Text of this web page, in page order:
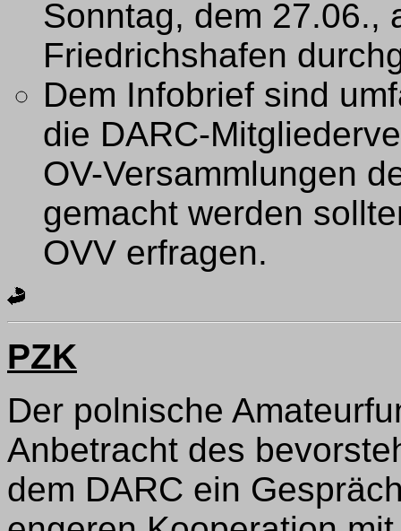
Sonntag, dem 27.06.,
Friedrichshafen
Dem Infobrief sind
die DARC-
OV-Versammlungen
gemacht werden
OVV erfragen.
PZK
Der polnische
Anbetracht des
dem DARC ein